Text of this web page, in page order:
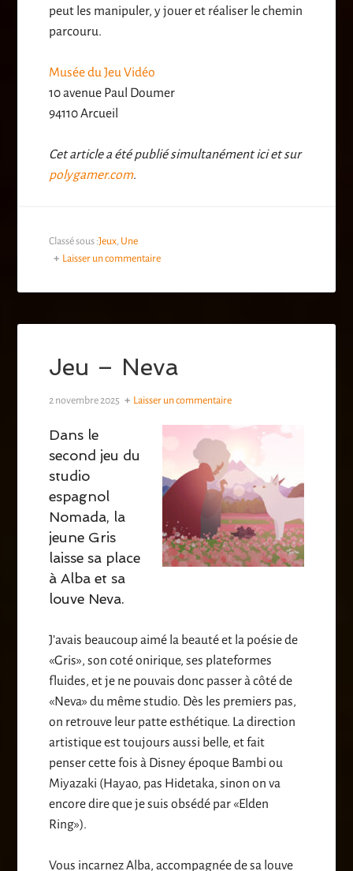
peut les manipuler, y jouer et réaliser le chemin
parcouru.
Musée du Jeu Vidéo
10 avenue Paul Doumer
94110 Arcueil
Cet article a été publié simultanément ici et sur
polygamer.com.
Classé sous :Jeux, Une
Laisser un commentaire
Jeu – Neva
2 novembre 2025 Laisser un commentaire
Dans le
second jeu du
studio
espagnol
Nomada, la
jeune Gris
laisse sa place
à Alba et sa
louve Neva.
J’avais beaucoup aimé la beauté et la poésie de
«Gris», son coté onirique, ses plateformes
fluides, et je ne pouvais donc passer à côté de
«Neva» du même studio. Dès les premiers pas,
on retrouve leur patte esthétique. La direction
artistique est toujours aussi belle, et fait
penser cette fois à Disney époque Bambi ou
Miyazaki (Hayao, pas Hidetaka, sinon on va
encore dire que je suis obsédé par «Elden
Ring»).
Vous incarnez Alba, accompagnée de sa louve